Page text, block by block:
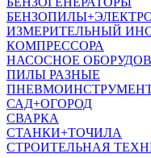
ИЗМЕРИТЕЛЬНЫЙ
КОМПРЕССОРА
НАСОСНОЕ
ПИЛЫ РАЗНЫЕ
САД+ОГОРОД
СВАРКА
СТАНКИ+ТОЧИЛА
СТРОИТЕЛЬНАЯ